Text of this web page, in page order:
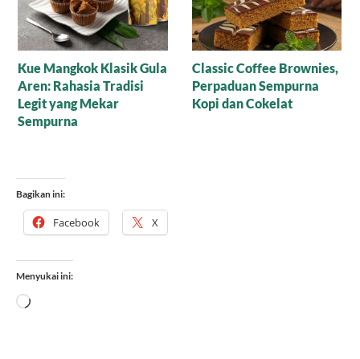
Resep Nagasari Tape,
Peluang Bisnis
Menggiurkan!
Mana yang Lebih Bagus
untuk Baking: Gula Aren
Cair Organik atau Versi
Bagikan ini:
Facebook X
Menyukai ini:
Memuat...